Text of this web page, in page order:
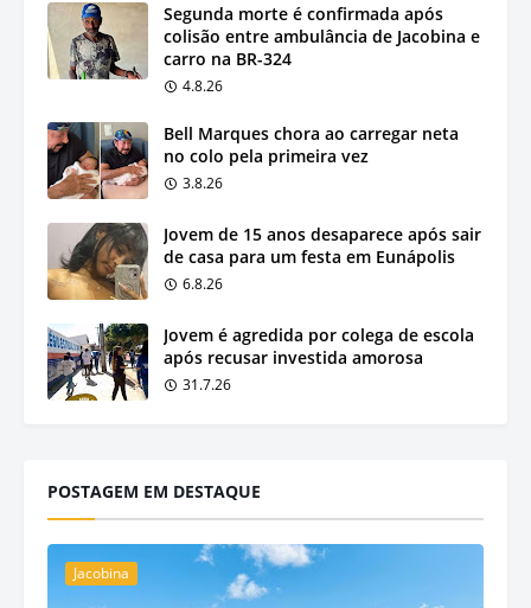
Segunda morte é confirmada após
colisão entre ambulância de Jacobina e
carro na BR-324
4.8.26
Bell Marques chora ao carregar neta
no colo pela primeira vez
3.8.26
Jovem de 15 anos desaparece após sair
de casa para um festa em Eunápolis
6.8.26
Jovem é agredida por colega de escola
após recusar investida amorosa
31.7.26
POSTAGEM EM DESTAQUE
Jacobina